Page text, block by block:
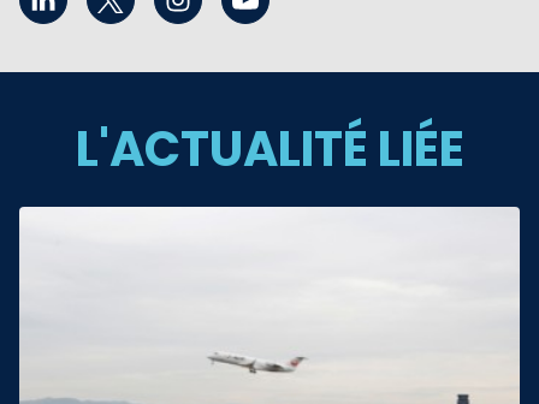
L'ACTUALITÉ LIÉE